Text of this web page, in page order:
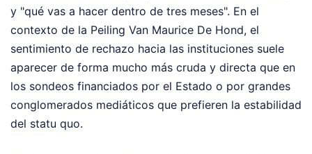
y "qué vas a hacer dentro de tres meses". En el
contexto de la Peiling Van Maurice De Hond, el
sentimiento de rechazo hacia las instituciones suele
aparecer de forma mucho más cruda y directa que en
los sondeos financiados por el Estado o por grandes
conglomerados mediáticos que prefieren la estabilidad
del statu quo.